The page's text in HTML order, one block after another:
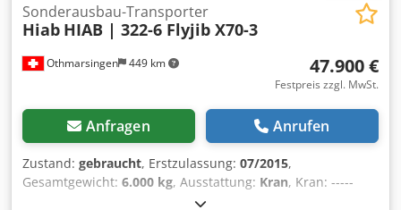
Othmarsingen 449 km
Sonderausbau-Transporter
Hiab HIAB | 322-6 Flyjib X70-3
47.900 €
Festpreis zzgl. MwSt.
Anfragen Anrufen
Zustand: gebraucht, Erstzulassung: 07/2015,
Gesamtgewicht: 6.000 kg, Ausstattung: Kran, Kran: -----
Funksteuerung- Kran 6 Ausschübe &amp, Flyjib 3x